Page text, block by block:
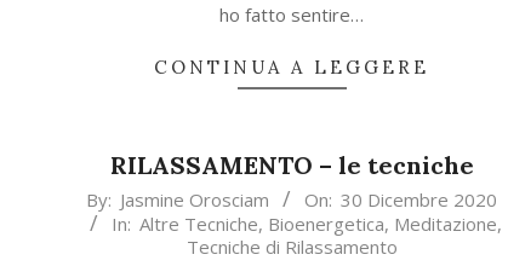
ho fatto sentire…
CONTINUA A LEGGERE
RILASSAMENTO – le tecniche
2020-
12-
By: Jasmine Orosciam On: 30 Dicembre 2020
In: Altre Tecniche, Bioenergetica, Meditazione,
Tecniche di Rilassamento